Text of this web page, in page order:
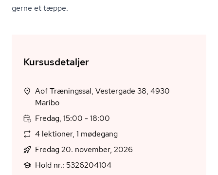
gerne et tæppe.
Kursusdetaljer
Aof Træningssal, Vestergade 38, 4930
Maribo
Fredag, 15:00 - 18:00
4 lektioner, 1 mødegang
Fredag 20. november, 2026
Hold nr.: 5326204104